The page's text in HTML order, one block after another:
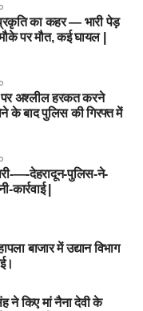
का कहर — भारी पेड़
पर मौत, कई घायल |
अश्लील हरकत करने
के बाद पुलिस की गिरफ्त में
—-देहरादून-पुलिस-ने-
कार्रवाई |
बाजार में उद्यान विभाग
ने किए मां नैना देवी के